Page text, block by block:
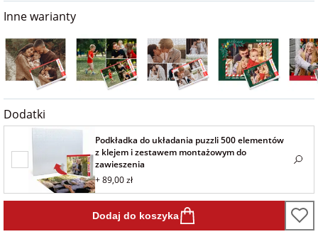
personalizowane
Torby
personalizowane
Poduszki ze
zdjęciem
Fotografie
Naklejki i
naprasowanki
imienne
na 40 urodziny
na 50 urodziny
na wesele
na rocznicę
na rozpoczęcie
szkoły
dla miłośników
kotów
dla miłośników
dla brata
dla siostry
Inne warianty
Dodatki
Podkładka do układania puzzli 500 elementów
z klejem i zestawem montażowym do
zawieszenia
+ 89,00 zł
Dodaj do koszyka